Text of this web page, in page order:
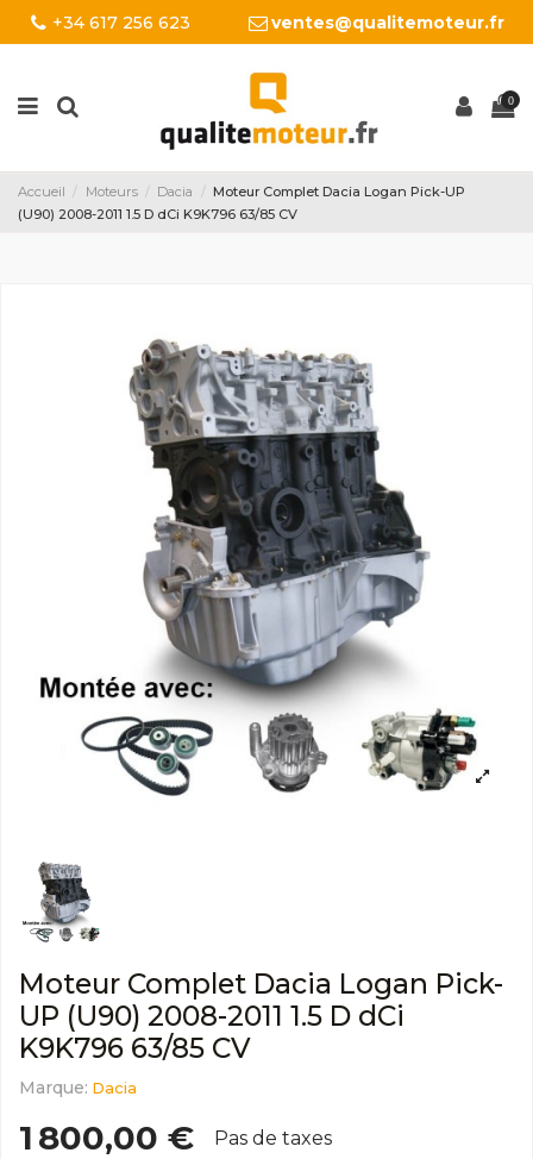
+34 617 256 623 ventes@qualitemoteur.fr
0
Accueil Moteurs Dacia
Moteur Complet Dacia Logan Pick-UP
(U90) 2008-2011 1.5 D dCi K9K796 63/85 CV
Moteur Complet Dacia Logan Pick-
UP (U90) 2008-2011 1.5 D dCi
K9K796 63/85 CV
Marque: Dacia
1 800,00 € Pas de taxes